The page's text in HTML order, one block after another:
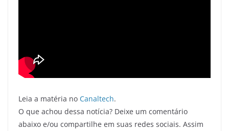
Leia a matéria no Canaltech.
O que achou dessa notícia? Deixe um comentário
abaixo e/ou compartilhe em suas redes sociais. Assim